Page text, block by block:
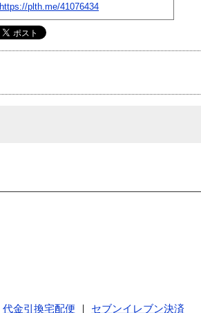
https://plth.me/41076434
代金引換宅配便
セブンイレブン決済